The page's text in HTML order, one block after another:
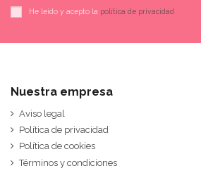
He leído y acepto la política de privacidad
Nuestra empresa
Aviso legal
Política de privacidad
Política de cookies
Términos y condiciones